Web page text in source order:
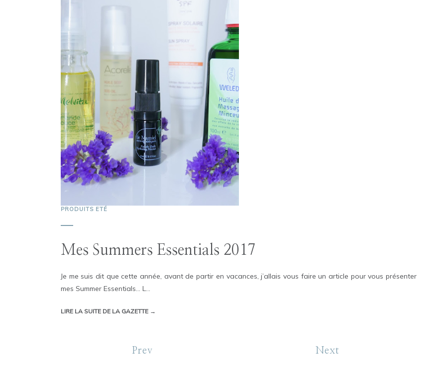
PRODUITS ETÉ
Mes Summers Essentials 2017
Je me suis dit que cette année, avant de partir en vacances, j’allais vous faire un article pour vous présenter
mes Summer Essentials… L...
LIRE LA SUITE DE LA GAZETTE →
Prev Next